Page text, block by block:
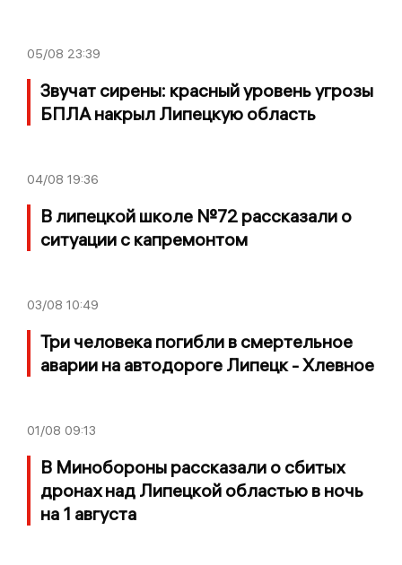
05/08 23:39
Звучат сирены: красный уровень угрозы
БПЛА накрыл Липецкую область
04/08 19:36
В липецкой школе №72 рассказали о
ситуации с капремонтом
03/08 10:49
Три человека погибли в смертельное
аварии на автодороге Липецк - Хлевное
01/08 09:13
В Минобороны рассказали о сбитых
дронах над Липецкой областью в ночь
на 1 августа